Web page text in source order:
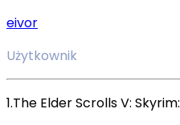
eivor
Użytkownik
1.The Elder Scrolls V: Skyrim: